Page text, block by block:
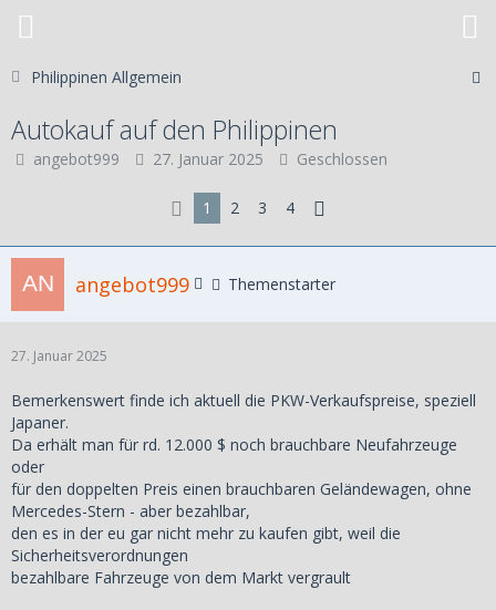
Philippinen Allgemein
Autokauf auf den Philippinen
angebot999 27. Januar 2025 Geschlossen
1 2 3 4
angebot999 Themenstarter
27. Januar 2025
Bemerkenswert finde ich aktuell die PKW-Verkaufspreise, speziell
Japaner.
Da erhält man für rd. 12.000 $ noch brauchbare Neufahrzeuge
oder
für den doppelten Preis einen brauchbaren Geländewagen, ohne
Mercedes-Stern - aber bezahlbar,
den es in der eu gar nicht mehr zu kaufen gibt, weil die
Sicherheitsverordnungen
bezahlbare Fahrzeuge von dem Markt vergrault